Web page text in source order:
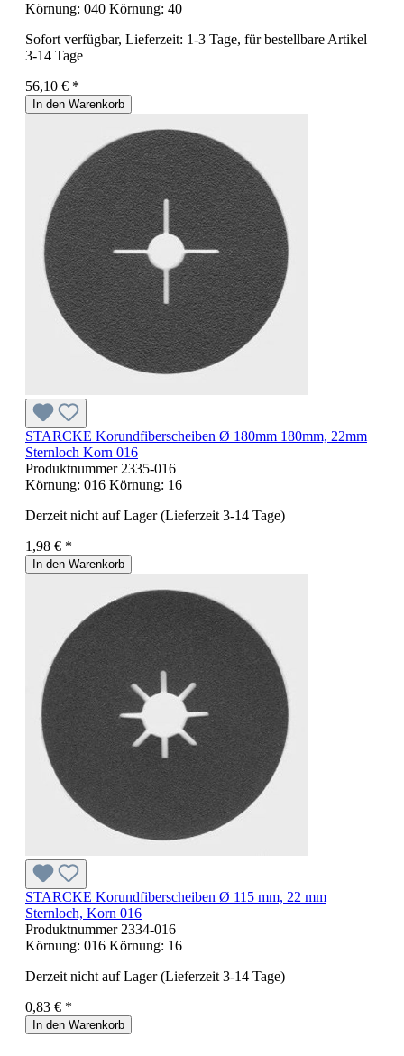
Körnung: 040 Körnung: 40
Sofort verfügbar, Lieferzeit: 1-3 Tage, für bestellbare Artikel
3-14 Tage
56,10 € *
In den Warenkorb
STARCKE Korundfiberscheiben Ø 180mm 180mm, 22mm
Sternloch Korn 016
Produktnummer 2335-016
Körnung: 016 Körnung: 16
Derzeit nicht auf Lager (Lieferzeit 3-14 Tage)
1,98 € *
In den Warenkorb
STARCKE Korundfiberscheiben Ø 115 mm, 22 mm
Sternloch, Korn 016
Produktnummer 2334-016
Körnung: 016 Körnung: 16
Derzeit nicht auf Lager (Lieferzeit 3-14 Tage)
0,83 € *
In den Warenkorb